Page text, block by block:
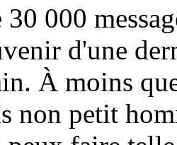
30 000
d'une
À moins
non petit